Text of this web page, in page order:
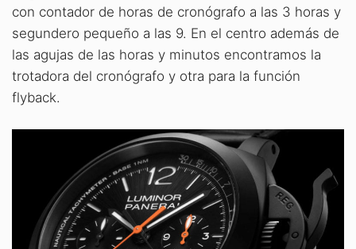
con contador de horas de cronógrafo a las 3 horas y
segundero pequeño a las 9. En el centro además de
las agujas de las horas y minutos encontramos la
trotadora del cronógrafo y otra para la función
flyback.